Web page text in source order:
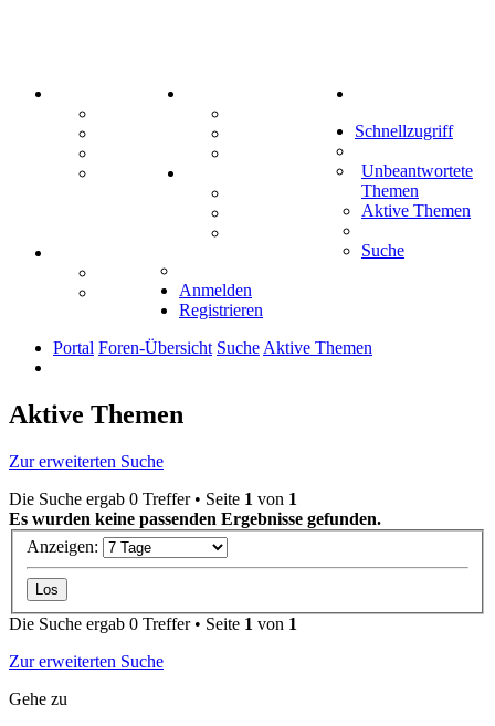
Mastodon
Treffenübersicht
Zitatesammlung
Schiffe versenken
Tipprunde
Comunio
Schnellzugriff
Unbeantwortete
Themen
Aktive Themen
Suche
Anmelden
Registrieren
Portal Foren-Übersicht Suche Aktive Themen
Aktive Themen
Zur erweiterten Suche
Die Suche ergab 0 Treffer • Seite 1 von 1
Es wurden keine passenden Ergebnisse gefunden.
Anzeigen:
Die Suche ergab 0 Treffer • Seite 1 von 1
Zur erweiterten Suche
Gehe zu